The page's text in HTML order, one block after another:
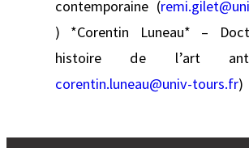
contemporaine (
) *Corentin Luneau* –
histoire de l’art
corentin.luneau@univ-tours.fr)